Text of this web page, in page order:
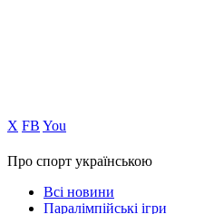
Х FB You
Про спорт українською
Всі новини
Паралімпійські ігри